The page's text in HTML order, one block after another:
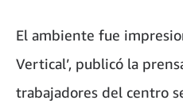
El ambiente fue
Vertical’, publicó la
trabajadores del centro